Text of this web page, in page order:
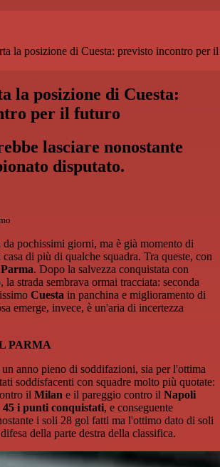
la posizione di Cuesta: previsto incontro per il
la posizione di Cuesta:
per il futuro
lasciare nonostante
disputato.
da pochissimi giorni, ma è già momento di
di più di qualche squadra. Tra queste, con
Parma. Dopo la salvezza conquistata con
strada sembrava ormai tracciata: seconda
Cuesta in panchina e miglioramento di
emerge, invece, è un'aria di incertezza
PARMA
anno pieno di soddifazioni, sia per l'ottima
soddisfacenti con squadre molto più quotate:
il Milan e il pareggio contro il Napoli
45 i punti conquistati, e conseguente
i soli 28 gol fatti ma l'ottimo dato di soli
della parte destra della classifica.